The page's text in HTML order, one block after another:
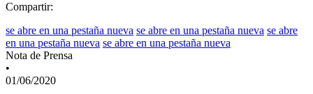
Compartir:
se abre en una pestaña nueva se abre en una pestaña nueva se abre
en una pestaña nueva se abre en una pestaña nueva
Nota de Prensa
•
01/06/2020